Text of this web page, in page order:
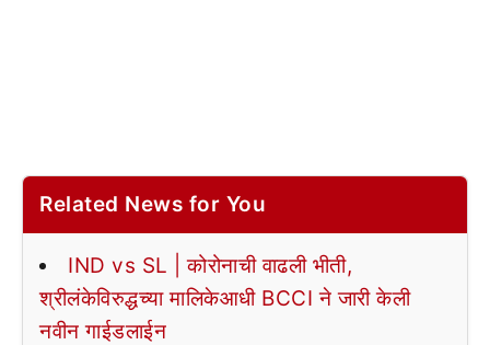
Related News for You
IND vs SL | कोरोनाची वाढली भीती,
श्रीलंकेविरुद्धच्या मालिकेआधी BCCI ने जारी केली
नवीन गाईडलाईन